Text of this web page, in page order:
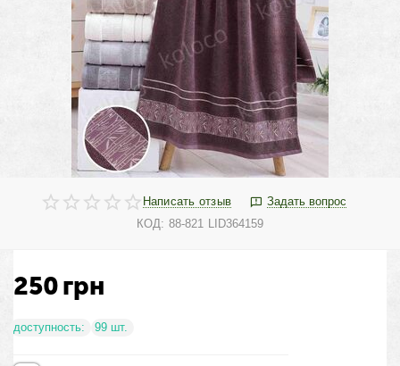
Написать отзыв
Задать вопрос
КОД: 88-821 LID364159
250грн
доступность: 99 шт.